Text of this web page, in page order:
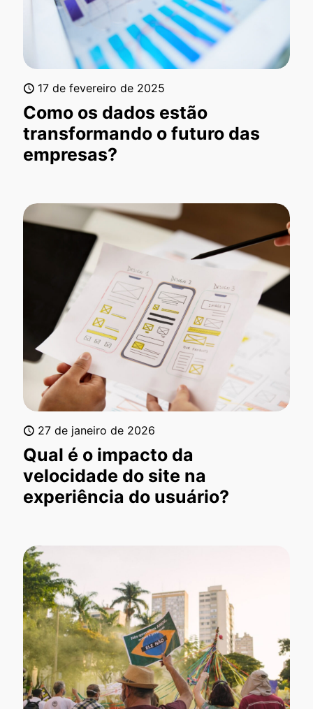
17 de fevereiro de 2025
Como os dados estão
transformando o futuro das
empresas?
27 de janeiro de 2026
Qual é o impacto da
velocidade do site na
experiência do usuário?